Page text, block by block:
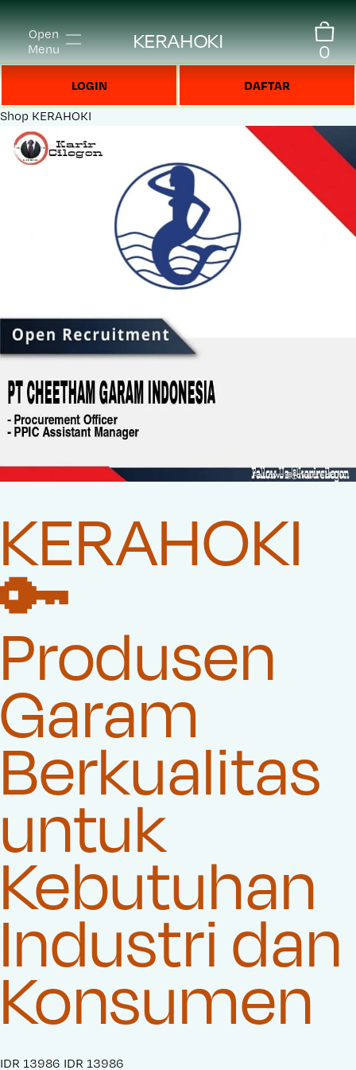
Open
Menu
KERAHOKI 0
LOGIN DAFTAR
Shop KERAHOKI
KERAHOKI
🔑
Produsen
Garam
Berkualitas
untuk
Kebutuhan
Industri dan
Konsumen
S
IDR 13986 O
IDR 13986